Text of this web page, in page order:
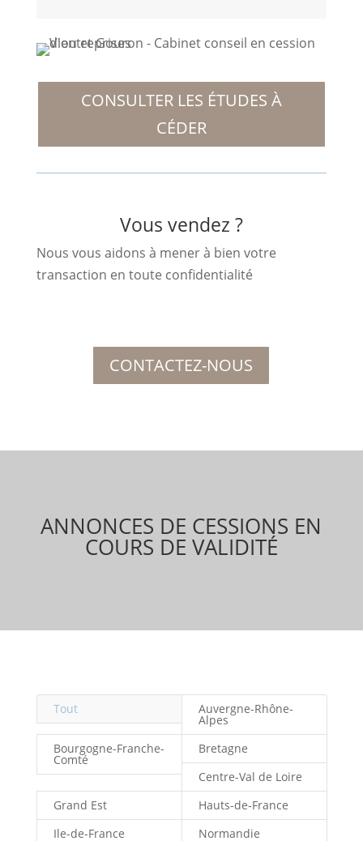
CONSULTER LES ÉTUDES À
CÉDER
Vous vendez ?
Nous vous aidons à mener à bien votre
transaction en toute confidentialité
CONTACTEZ-NOUS
ANNONCES DE CESSIONS EN
COURS DE VALIDITÉ
Tout Auvergne-Rhône-
Alpes
Bourgogne-Franche-
Comté
Bretagne
Centre-Val de Loire
Grand Est
Hauts-de-France
Ile-de-France
Normandie